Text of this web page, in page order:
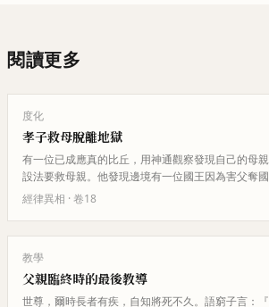
閱讀更多
度化
孝子救母脫離地獄
有一位已成應真的比丘，用神通觀察發現自己的母
設法要救母親。他發現邊境有一位國王因為害父奪
地獄，而且地獄的位置與他母親…
經律異相 · 卷18
教學
父親臨終時的最後教導
世尊，爾時長者有疾，自知將死不久。語窮子言：